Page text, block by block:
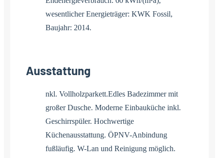
wesentlicher Energieträger: KWK Fossil,
Baujahr: 2014.
Ausstattung
nkl. Vollholzparkett.Edles Badezimmer mit
großer Dusche. Moderne Einbauküche inkl.
Geschirrspüler. Hochwertige
Küchenausstattung. ÖPNV-Anbindung
fußläufig. W-Lan und Reinigung möglich.